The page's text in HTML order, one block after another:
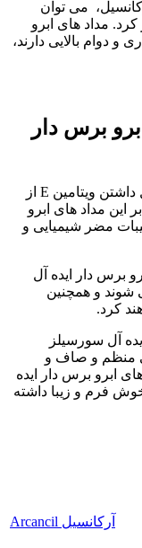
می توان
مداد های ابرو
و دوام بالایی دارند،
برس دار
، به دلیل داشتن ویتامین E از
مداد های ابرو
مضر شیمیایی و
برس دار ایده آل
شوند و همچنین
کرد.
آل سورسیلز
منظم و صاف و
ابرو برس دار ایده
خوش فرم و زیبا داشته
آرکانسیل Arcancil